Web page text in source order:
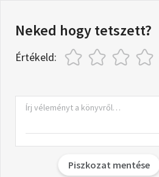
Neked hogy tetszett?
Értékeld:
Piszkozat mentése